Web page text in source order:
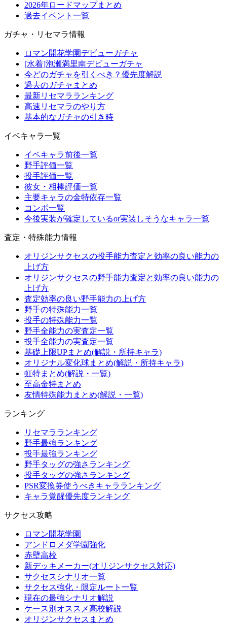
2026年ロードマップまとめ
過去イベント一覧
ガチャ・リセマラ情報
ロマン開花学園デビューガチャ
[水着]泡瀬満里南デビューガチャ
今どのガチャを引くべき？優先度解説
過去のガチャまとめ
最新リセマラランキング
高速リセマラのやり方
基本的なガチャの引き時
イベキャラ一覧
イベキャラ前後一覧
野手評価一覧
投手評価一覧
彼女・相棒評価一覧
主要キャラの金特依存一覧
コンボ一覧
今後実装が確定しているor実装しそうなキャラ一覧
査定・特殊能力情報
オリジンサクセスの投手能力査定と効率の良い能力の
上げ方
オリジンサクセスの野手能力査定と効率の良い能力の
上げ方
査定効率の良い野手能力の上げ方
野手の特殊能力一覧
投手の特殊能力一覧
野手全能力の実査定一覧
投手全能力の実査定一覧
基礎上限UPまとめ(解説・所持キャラ)
オリジナル変化球まとめ(解説・所持キャラ)
虹特まとめ(解説・一覧)
至高金特まとめ
友情特殊能力まとめ(解説・一覧)
ランキング
リセマラランキング
野手最強ランキング
投手最強ランキング
野手タッグの強さランキング
投手タッグの強さランキング
PSR変換券使うべきキャラランキング
キャラ覚醒優先度ランキング
サクセス攻略
ロマン開花学園
アンドロメダ学園強化
赤壁高校
新デッキメーカー(オリジンサクセス対応)
サクセスシナリオ一覧
サクセス強化・限定ルート一覧
現在の最強シナリオ解説
ケース別オススメ高校解説
オリジンサクセスまとめ